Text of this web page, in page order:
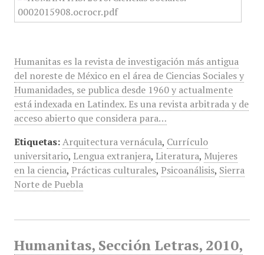
Humanitas es la revista de investigación más antigua
del noreste de México en el área de Ciencias Sociales y
Humanidades, se publica desde 1960 y actualmente
está indexada en Latindex. Es una revista arbitrada y de
acceso abierto que considera para…
Etiquetas: Arquitectura vernácula, Currículo
universitario, Lengua extranjera, Literatura, Mujeres
en la ciencia, Prácticas culturales, Psicoanálisis, Sierra
Norte de Puebla
Humanitas, Sección Letras, 2010,